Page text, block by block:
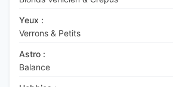
Yeux :
Verrons & Petits
Astro :
Balance